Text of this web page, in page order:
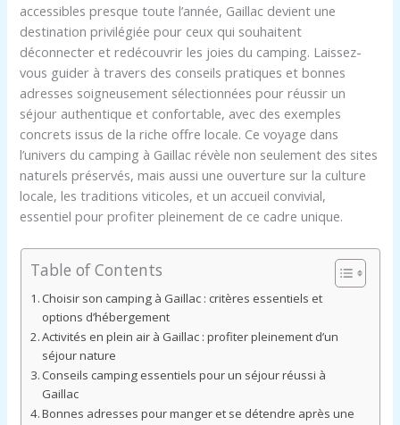
accessibles presque toute l’année, Gaillac devient une
destination privilégiée pour ceux qui souhaitent
déconnecter et redécouvrir les joies du camping. Laissez-
vous guider à travers des conseils pratiques et bonnes
adresses soigneusement sélectionnées pour réussir un
séjour authentique et confortable, avec des exemples
concrets issus de la riche offre locale. Ce voyage dans
l’univers du camping à Gaillac révèle non seulement des sites
naturels préservés, mais aussi une ouverture sur la culture
locale, les traditions viticoles, et un accueil convivial,
essentiel pour profiter pleinement de ce cadre unique.
Table of Contents
Choisir son camping à Gaillac : critères essentiels et
options d’hébergement
Activités en plein air à Gaillac : profiter pleinement d’un
séjour nature
Conseils camping essentiels pour un séjour réussi à
Gaillac
Bonnes adresses pour manger et se détendre après une